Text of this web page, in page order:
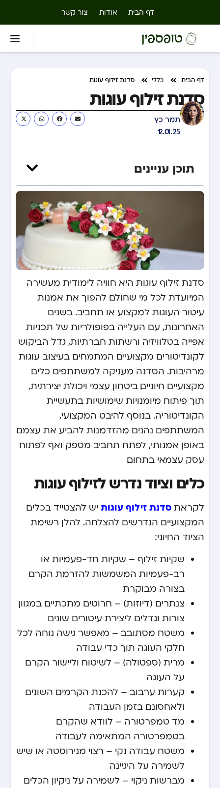
דף הבית אודות צור קשר
דף הבית כללי סדנת זילוף עוגות
סדנת זילוף עוגות
תמר כץ
12.01.25
תוכן עניינים
סדנת זילוף עוגות היא חוויה לימודית מעשירה
המיועדת לכל מי שחולם להפוך את אמנות
עיטור העוגות למקצוע או תחביב. בשנים
האחרונות, עם העלייה בפופולריות של תכניות
אפייה בטלוויזיה ורשתות חברתיות, גדל הביקוש
לקונדיטורים מקצועיים המתמחים בעיצוב עוגות
מרהיבות. הסדנה מעניקה למשתתפים כלים
מקצועיים חיוניים, ביטחון עצמי ויכולת יצירתית,
תוך פיתוח מיומנויות שימושיות בתעשיית
הקונדיטוריה. בנוסף להיבט המקצועי,
המשתתפים נהנים מהזדמנות להביע את עצמם
באופן אמנותי, לפתח תחביב מספק ואף לפתוח
עסק עצמאי בתחום.
כלים וציוד נדרש לזילוף עוגות
לקראתסדנת זילוף עוגות יש להצטייד בכלים
המקצועיים הנדרשים להצלחה. להלן רשימת
הציוד החיוני:
שקיות זילוף – שקיות חד-פעמיות או
רב-פעמיות המשמשות להזרמת הקרם
בצורה מבוקרת
צנתרים (דיוזות) – חרוטים מתכתיים במגוון
צורות וגדלים ליצירת עיטורים שונים
משטח מסתובב – מאפשר גישה נוחה לכל
חלקי העוגה תוך כדי עבודה
מרית (ספטולה) – לשיטוח וליישור הקרם
על העוגה
קערות ערבוב – להכנת הקרמים השונים
ולאחסונם בזמן העבודה
מד טמפרטורה – לוודא שהקרם
בטמפרטורה המתאימה לעבודה
משטח עבודה נקי – רצוי מנירוסטה או שיש
לשמירה על היגיינה
מברשות ניקוי – לשמירה על ניקיון הכלים